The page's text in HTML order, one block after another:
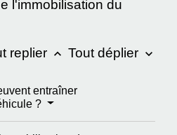
l'immobilisation du
replier keyboard_arrow_up Tout déplier keyboard_arrow_down
entraîner
?